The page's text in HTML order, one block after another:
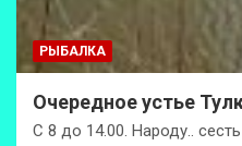
РЫБАЛКА
Очередное устье
С 8 до 14.00. Народу..